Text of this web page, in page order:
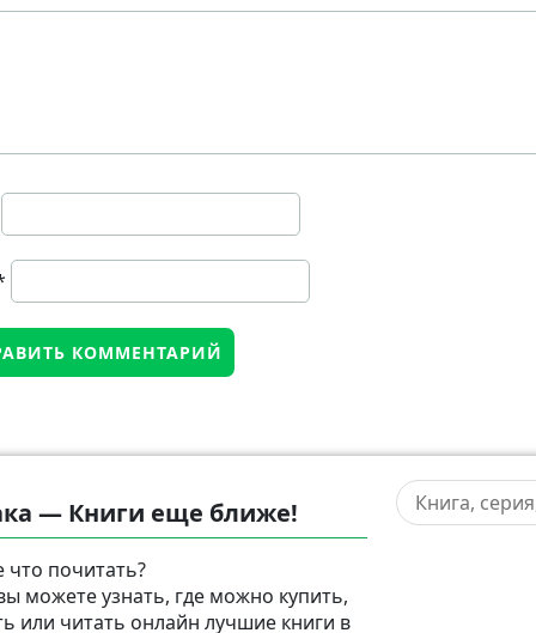
— Книги еще ближе!
почитать?
можете узнать, где можно купить,
или читать онлайн лучшие книги в